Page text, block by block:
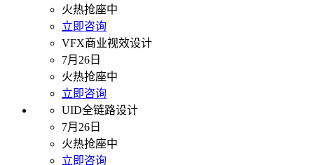
火热抢座中
立即咨询
VFX商业视效设计
7月26日
火热抢座中
立即咨询
UID全链路设计
7月26日
火热抢座中
立即咨询